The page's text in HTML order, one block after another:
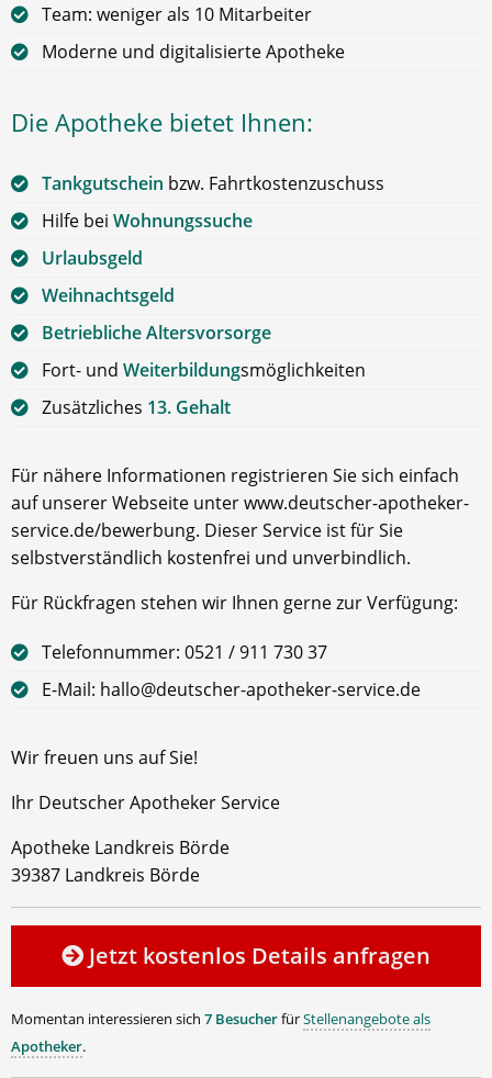
Team: weniger als 10 Mitarbeiter
Moderne und digitalisierte Apotheke
Die Apotheke bietet Ihnen:
Tankgutschein bzw. Fahrtkostenzuschuss
Hilfe bei Wohnungssuche
Urlaubsgeld
Weihnachtsgeld
Betriebliche Altersvorsorge
Fort- und Weiterbildungsmöglichkeiten
Zusätzliches 13. Gehalt
Für nähere Informationen registrieren Sie sich einfach
auf unserer Webseite unter www.deutscher-apotheker-
service.de/bewerbung. Dieser Service ist für Sie
selbstverständlich kostenfrei und unverbindlich.
Für Rückfragen stehen wir Ihnen gerne zur Verfügung:
Telefonnummer: 0521 / 911 730 37
E-Mail: hallo@deutscher-apotheker-service.de
Wir freuen uns auf Sie!
Ihr Deutscher Apotheker Service
Apotheke Landkreis Börde
39387 Landkreis Börde
Jetzt kostenlos Details anfragen
Momentan interessieren sich 7 BesucherfürStellenangebote als
Apotheker.